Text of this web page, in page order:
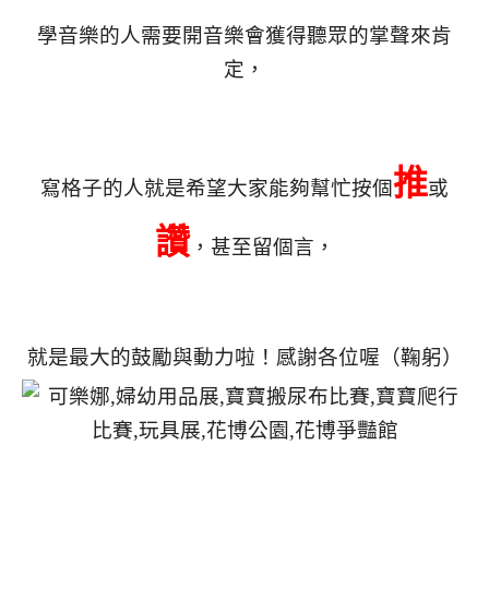
學音樂的人需要開音樂會獲得聽眾的掌聲來肯
定，
寫格子的人就是希望大家能夠幫忙按個推或
讚 ，甚至留個言，
就是最大的鼓勵與動力啦！感謝各位喔（鞠躬）